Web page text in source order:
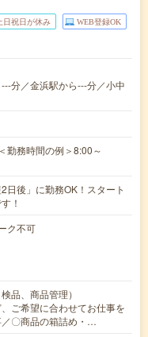
日祝日が休み WEB登録OK
分／金浜駅から---分／小中
勤務時間の例＞8:00～
後」に勤務OK！スタート
！
ク不可
品、商品管理）
ご希望に合わせてお仕事を
／〇商品の箱詰め・…